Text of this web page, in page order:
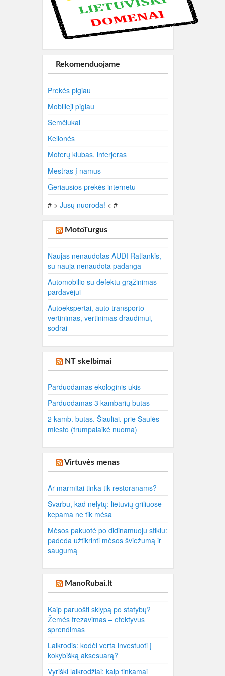
Rekomenduojame
Prekės pigiau
Mobilieji pigiau
Semčiukai
Kelionės
Moterų klubas, interjeras
Mestras į namus
Geriausios prekės internetu
# > Jūsų nuoroda! < #
MotoTurgus
Naujas nenaudotas AUDI Ratlankis,
su nauja nenaudota padanga
Automobilio su defektu grąžinimas
pardavėjui
Autoekspertai, auto transporto
vertinimas, vertinimas draudimui,
sodrai
NT skelbimai
Parduodamas ekologinis ūkis
Parduodamas 3 kambarių butas
2 kamb. butas, Šiauliai, prie Saulės
miesto (trumpalaikė nuoma)
Virtuvės menas
Ar marmitai tinka tik restoranams?
Svarbu, kad nelytų: lietuvių griliuose
kepama ne tik mėsa
Mėsos pakuotė po didinamuoju stiklu:
padeda užtikrinti mėsos šviežumą ir
saugumą
ManoRubai.lt
Kaip paruošti sklypą po statybų?
Žemės frezavimas – efektyvus
sprendimas
Laikrodis: kodėl verta investuoti į
kokybišką aksesuarą?
Vyriški laikrodžiai: kaip tinkamai